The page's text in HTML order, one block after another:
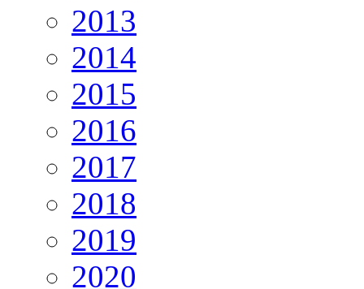
2013
2014
2015
2016
2017
2018
2019
2020